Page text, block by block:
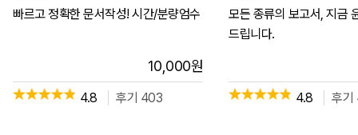
빠르고 정확한 문서작성! 시간/분량엄수
10,000원
4.8 후기 403
모든 종류의 보고서, 지금
드립니다.
4.8 후기